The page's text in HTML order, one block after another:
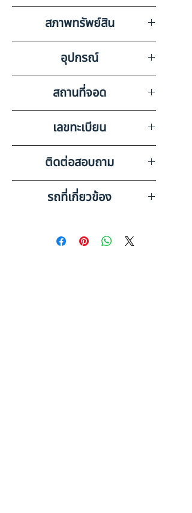
606732
สภาพทรัพย์สิน
มีรอยขูดขีดรอบคันตามสภาพการ
ใช้งาน
อุปกรณ์
วิทยุ ลำโพง แบตเตอรี่ แอร์
สถานที่จอด
บริษัท สหเครน อ๊อกชั่น จำกัด
สาขาขอนแก่น
เลขทะเบียน
70-4656 หนองคาย
ติดต่อสอบถาม
เบอร์ติดต่อฝ่ายขาย 098-253-
5968 หรือ 061-386-4375
รถที่เกี่ยวข้อง
(2008) HO10-6611959